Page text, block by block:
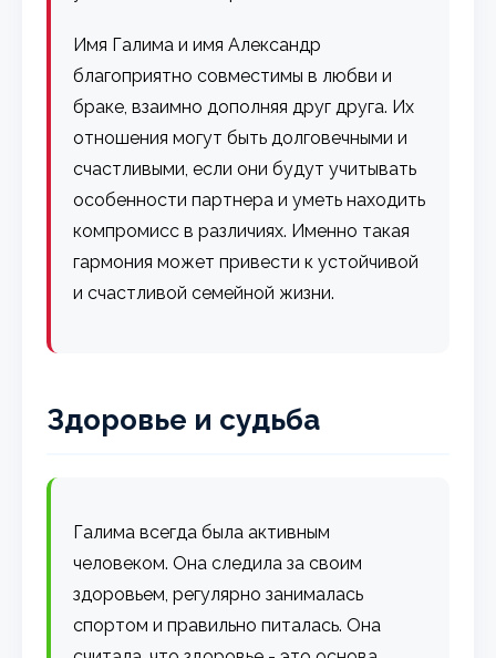
Имя Галима и имя Александр
благоприятно совместимы в любви и
браке, взаимно дополняя друг друга. Их
отношения могут быть долговечными и
счастливыми, если они будут учитывать
особенности партнера и уметь находить
компромисс в различиях. Именно такая
гармония может привести к устойчивой
и счастливой семейной жизни.
Здоровье и судьба
Галима всегда была активным
человеком. Она следила за своим
здоровьем, регулярно занималась
спортом и правильно питалась. Она